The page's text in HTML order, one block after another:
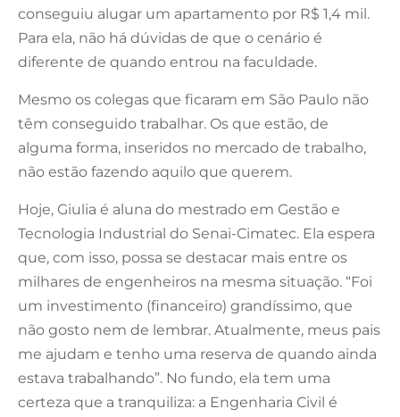
conseguiu alugar um apartamento por R$ 1,4 mil.
Para ela, não há dúvidas de que o cenário é
diferente de quando entrou na faculdade.
Mesmo os colegas que ficaram em São Paulo não
têm conseguido trabalhar. Os que estão, de
alguma forma, inseridos no mercado de trabalho,
não estão fazendo aquilo que querem.
Hoje, Giulia é aluna do mestrado em Gestão e
Tecnologia Industrial do Senai-Cimatec. Ela espera
que, com isso, possa se destacar mais entre os
milhares de engenheiros na mesma situação. “Foi
um investimento (financeiro) grandíssimo, que
não gosto nem de lembrar. Atualmente, meus pais
me ajudam e tenho uma reserva de quando ainda
estava trabalhando”. No fundo, ela tem uma
certeza que a tranquiliza: a Engenharia Civil é